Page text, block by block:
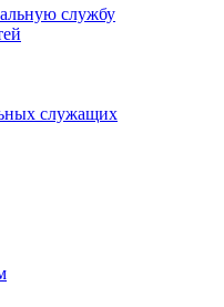
службу
служащих